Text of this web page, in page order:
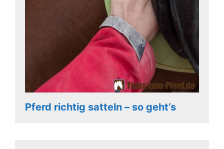
Pferd richtig satteln – so geht’s